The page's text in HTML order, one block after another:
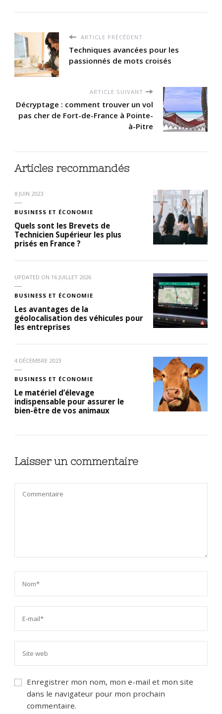
ARTICLE PRÉCÉDENT
Techniques avancées pour les
passionnés de mots croisés
ARTICLE SUIVANT
Décryptage : comment trouver un vol
pas cher de Fort-de-France à Pointe-
à-Pitre
Articles recommandés
8 JUIN 2023
BUSINESS ET ÉCONOMIE
Quels sont les Brevets de
Technicien Supérieur les plus
prisés en France ?
UPDATED ON 16 JUILLET 2026
BUSINESS ET ÉCONOMIE
Les avantages de la
géolocalisation des véhicules pour
les entreprises
4 DÉCEMBRE 2023
BUSINESS ET ÉCONOMIE
Le matériel d’élevage
indispensable pour assurer le
bien-être de vos animaux
Laisser un commentaire
Enregistrer mon nom, mon e-mail et mon site
dans le navigateur pour mon prochain
commentaire.